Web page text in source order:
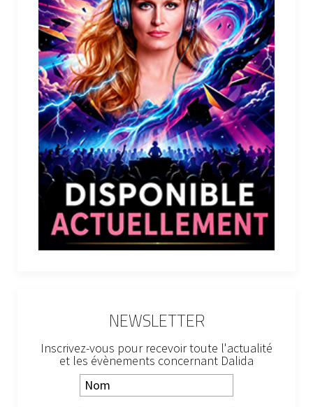
NEWSLETTER
Inscrivez-vous pour recevoir toute l'actualité
et les évènements concernant Dalida